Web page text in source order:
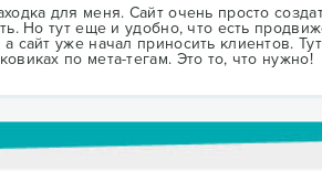
для меня. Сайт очень просто
Но тут еще и удобно, что есть
сайт уже начал приносить клиентов.
по мета-тегам. Это то, что нужно!